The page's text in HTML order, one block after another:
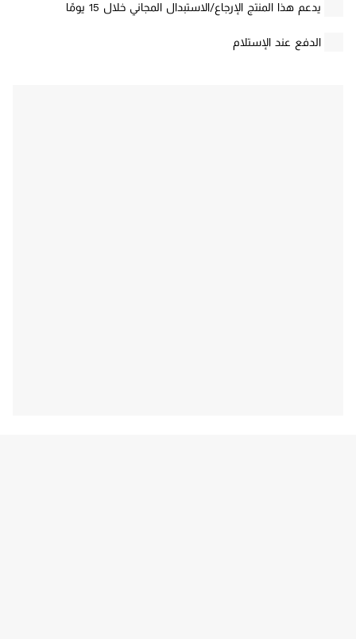
يدعم هذا المنتج الإرجاع/الاستبدال المجاني خلال 15 يومًا
الدفع عند الإستلام